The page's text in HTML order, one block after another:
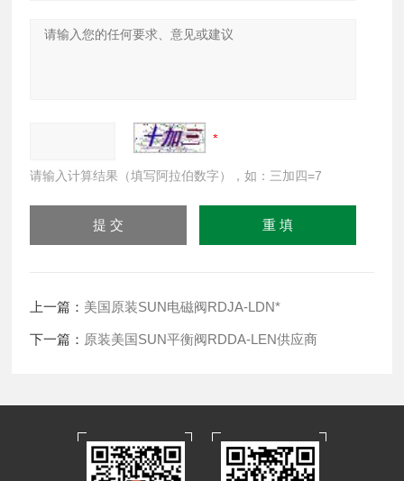
请输入计算结果（填写阿拉伯数字），如：三加四=7
上一篇： 美国原装SUN电磁阀RDJA-LDN*
下一篇： 原装美国SUN平衡阀RDDA-LEN供应商